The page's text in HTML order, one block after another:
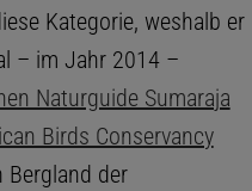
Kategorie, weshalb er
– im Jahr 2014 –
Naturguide Sumaraja
Birds Conservancy
Bergland der